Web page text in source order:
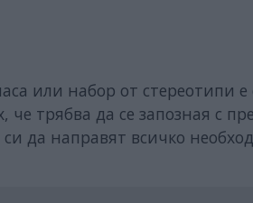
или набор от стереотипи е
трябва да се запозная с
да направят всичко